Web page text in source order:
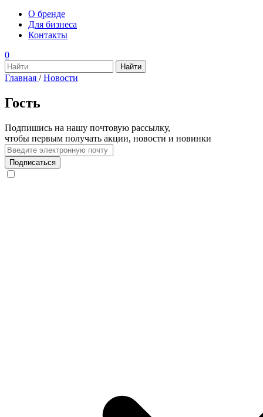
О бренде
Для бизнеса
Контакты
0
Главная / Новости
Гость
Подпишись на нашу почтовую рассылку,
чтобы первым получать акции, новости и новинки
Подписаться